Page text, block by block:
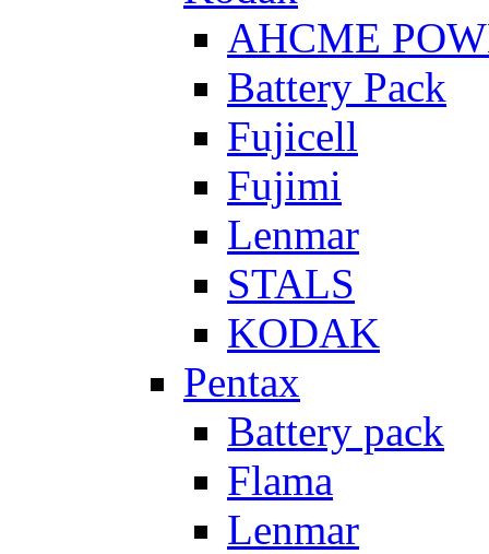
AHCME
Battery Pack
Fujicell
Fujimi
Lenmar
STALS
KODAK
Pentax
Battery pack
Flama
Lenmar